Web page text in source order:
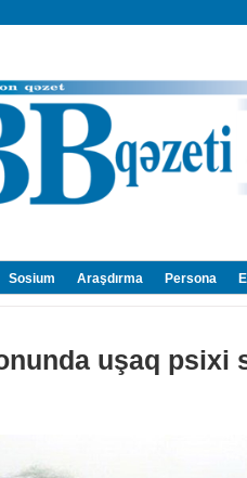
Sosium Araşdırma Persona
uşaq psixi